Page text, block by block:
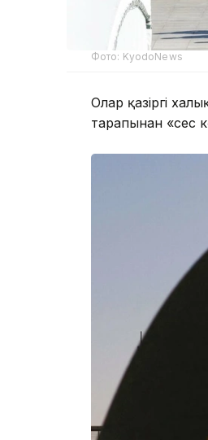
Фото: KyodoNews
Олар қазіргі
тарапынан «сес